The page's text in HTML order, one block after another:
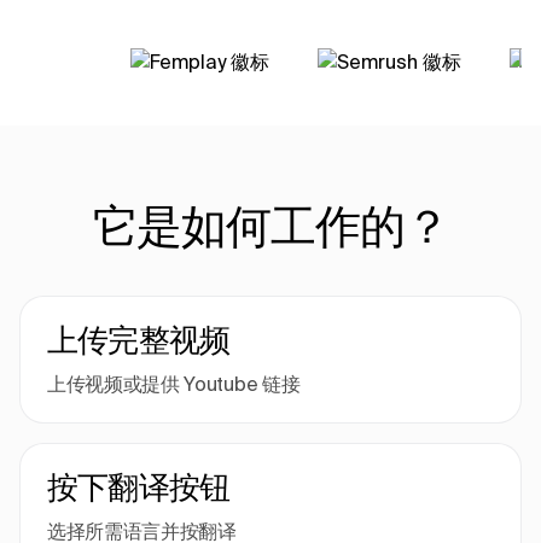
它是如何工作的？
上传完整视频
上传视频或提供 Youtube 链接
按下翻译按钮
选择所需语言并按翻译